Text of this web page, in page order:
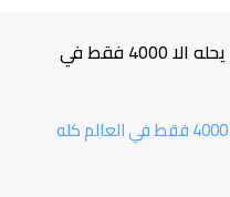
محتويات اصعب لغز في العالم لم يحله الا 4000 فقط في